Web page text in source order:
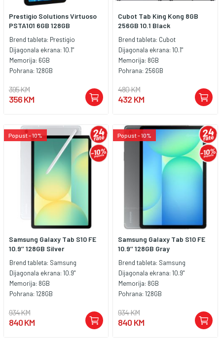
Prestigio Solutions Virtuoso
PSTA101 6GB 128GB
Brend tableta: Prestigio
Dijagonala ekrana: 10.1"
Memorija: 6GB
Pohrana: 128GB
395 KM
356 KM
Cubot Tab King Kong 8GB
256GB 10.1 Black
Brend tableta: Cubot
Dijagonala ekrana: 10.1"
Memorija: 8GB
Pohrana: 256GB
480 KM
432 KM
Popust - 10%
Samsung Galaxy Tab S10 FE
10.9’’ 128GB Silver
Brend tableta: Samsung
Dijagonala ekrana: 10.9"
Memorija: 8GB
Pohrana: 128GB
934 KM
840 KM
Popust - 10%
Samsung Galaxy Tab S10 FE
10.9’’ 128GB Gray
Brend tableta: Samsung
Dijagonala ekrana: 10.9"
Memorija: 8GB
Pohrana: 128GB
934 KM
840 KM